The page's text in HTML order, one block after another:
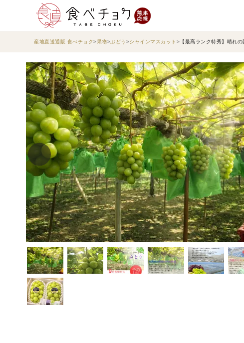
産地直送通販 食べチョク 果物 ぶどう シャインマスカット 【最高ランク特秀】晴れ